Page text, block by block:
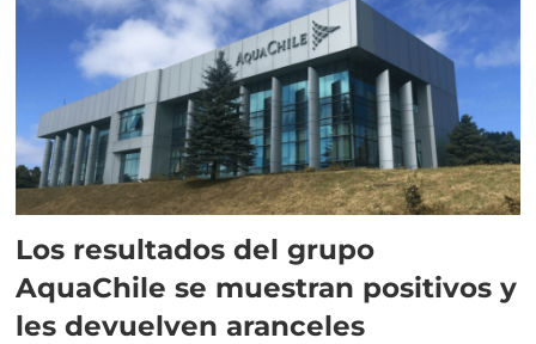
Los resultados del grupo
AquaChile se muestran positivos y
les devuelven aranceles